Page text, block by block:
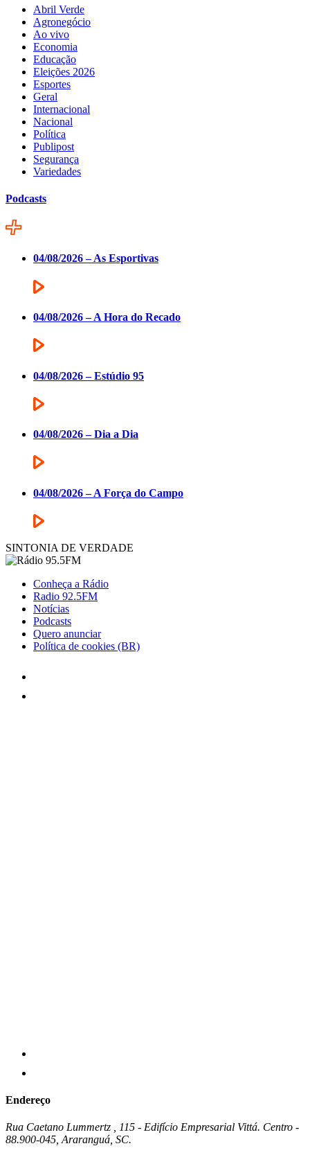
Abril Verde
Agronegócio
Ao vivo
Economia
Educação
Eleições 2026
Esportes
Geral
Internacional
Nacional
Política
Publipost
Segurança
Variedades
Podcasts
04/08/2026 – As Esportivas
04/08/2026 – A Hora do Recado
04/08/2026 – Estúdio 95
04/08/2026 – Dia a Dia
04/08/2026 – A Força do Campo
SINTONIA DE VERDADE
Conheça a Rádio
Radio 92.5FM
Notícias
Podcasts
Quero anunciar
Política de cookies (BR)
Endereço
Rua Caetano Lummertz , 115 - Edifício Empresarial Vittá. Centro -
88.900-045, Araranguá, SC.